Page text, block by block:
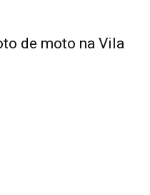
de moto na Vila